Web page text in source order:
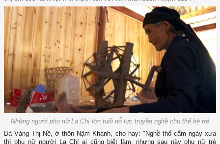
Những người phụ nữ La Chí lớn tuổi nỗ lực truyền nghề cho thế hệ trẻ
Bà Vàng Thị Nề, ở thôn Nậm Khánh, cho hay: "Nghề thổ cẩm ngày xưa
thì phụ nữ người La Chí ai cũng biết làm, nhưng sau này phụ nữ trẻ